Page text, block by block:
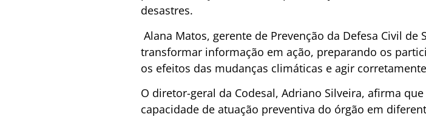
desastres.
Alana Matos, gerente de Prevenção da Defesa Civil
transformar informação em ação, preparando os
os efeitos das mudanças climáticas e agir
O diretor-geral da Codesal, Adriano Silveira, afirma
capacidade de atuação preventiva do órgão em